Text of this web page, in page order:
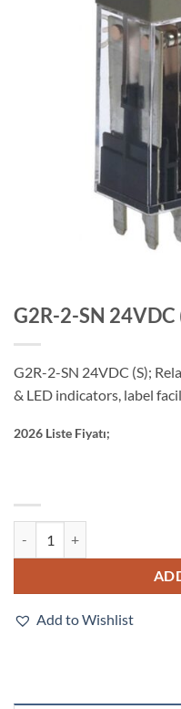
G2R-2-SN 24VDC
G2R-2-SN 24VDC (S);
& LED indicators, label
2026 Liste Fiyatı;
Add to Wishlist